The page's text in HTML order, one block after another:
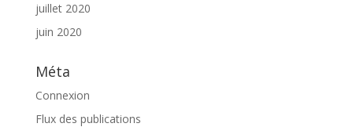
juillet 2020
juin 2020
Méta
Connexion
Flux des publications